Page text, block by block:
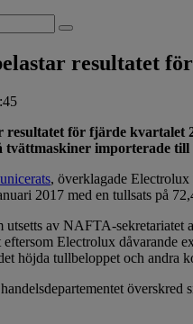
resultatet
resultatet för fjärde kvartalet
tvättmaskiner importerade
, överklagade
2017 med en tullsats på
utsetts av NAFTA-sekretariatet
eftersom Electrolux dåvarande
höjda tullbeloppet och andra